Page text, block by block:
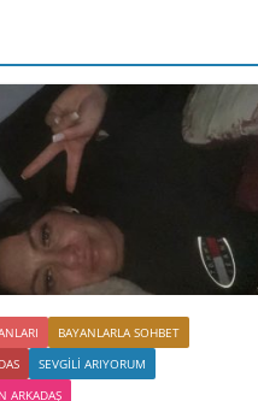
BAYANLARLA SOHBET
SEVGILI ARIYORUM
ARKADAŞ